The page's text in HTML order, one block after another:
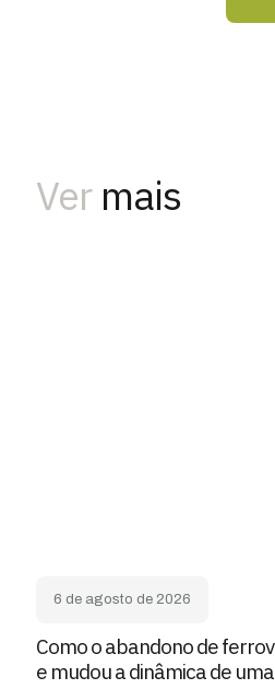
Ver mais
6 de agosto de 2026
Como o abandono de
e mudou a dinâmica de